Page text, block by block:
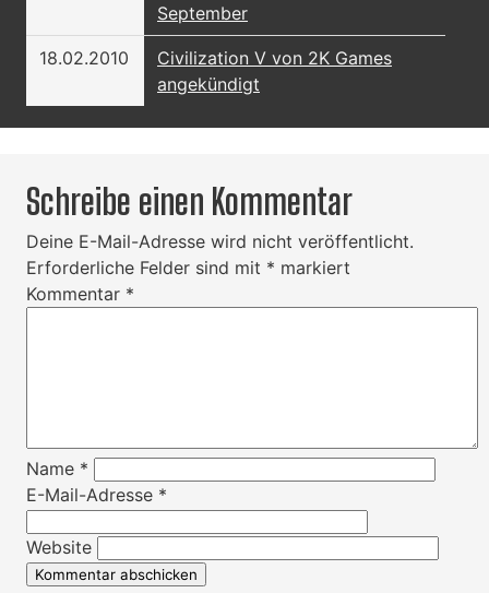
September
18.02.2010
Civilization V von 2K Games
angekündigt
Schreibe einen Kommentar
Deine E-Mail-Adresse wird nicht veröffentlicht.
Erforderliche Felder sind mit * markiert
Kommentar *
Name *
E-Mail-Adresse *
Website